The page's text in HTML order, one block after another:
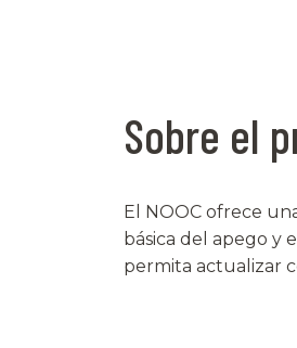
Sobre el
El NOOC ofrece
básica del apego y
permita actualizar